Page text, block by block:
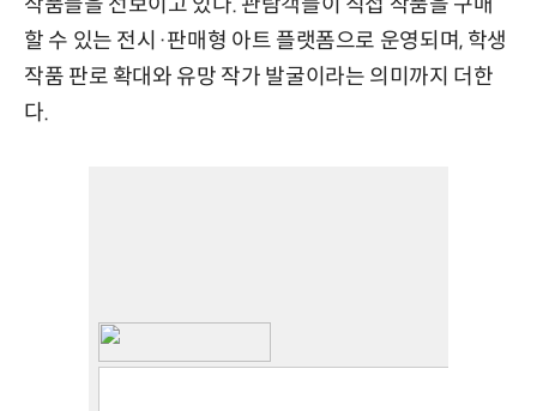
할 수 있는 전시·판매형 아트 플랫폼으로 운영되며, 학생
작품 판로 확대와 유망 작가 발굴이라는 의미까지 더한
다.